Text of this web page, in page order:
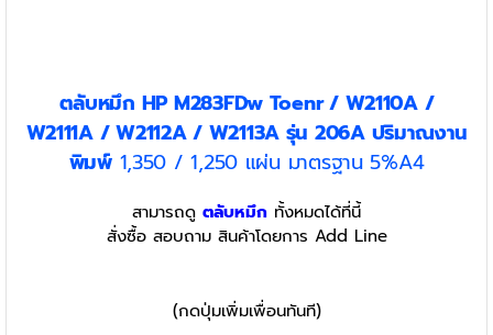
ตลับหมึก HP M283FDw Toenr / W2110A /
W2111A / W2112A / W2113A รุ่น 206Aปริมาณงาน
พิมพ์1,350 / 1,250 แผ่น มาตรฐาน 5%A4
สามารถดู ตลับหมึก ทั้งหมดได้ที่นี้
สั่งซื้อ สอบถาม สินค้าโดยการ Add Line
(กดปุ่มเพิ่มเพื่อนทันที)